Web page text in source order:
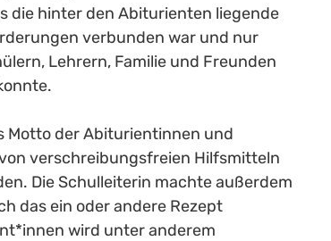
die hinter den Abiturienten liegende
verbunden war und nur
Lehrern, Familie und Freunden
Motto der Abiturientinnen und
verschreibungsfreien Hilfsmitteln
Die Schulleiterin machte außerdem
das ein oder andere Rezept
wird unter anderem